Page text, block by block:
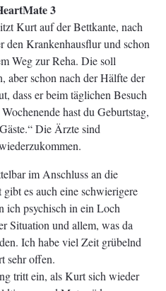
3
Kurt auf der Bettkante, nach
den Krankenhausflur und schon
Weg zur Reha. Die soll
aber schon nach der Hälfte der
dass er beim täglichen Besuch
hast du Geburtstag,
Die Ärzte sind
im Anschluss an die
es auch eine schwierigere
ich psychisch in ein Loch
Situation und allem, was da
Ich habe viel Zeit grübelnd
sehr offen.
tritt ein, als Kurt sich wieder